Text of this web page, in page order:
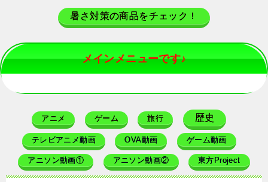
暑さ対策の商品をチェック！
メインメニューです♪
アニメ ゲーム 旅行 歴史
テレビアニメ動画 OVA動画 ゲーム動画
アニソン動画① アニソン動画② 東方Project